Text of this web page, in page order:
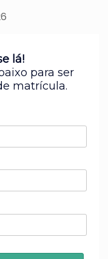
lá!
para ser
matrícula.